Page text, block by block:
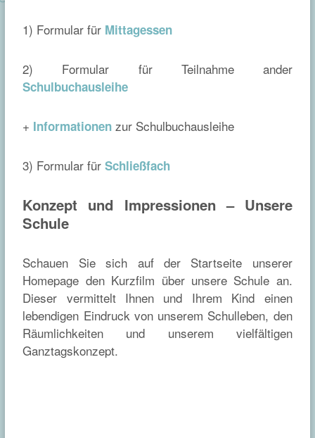
1) Formular für Mittagessen
2) Formular für Teilnahme ander
Schulbuchausleihe
+ Informationen zur Schulbuchausleihe
3) Formular fürSchließfach
Konzept und Impressionen – Unsere
Schule
Schauen Sie sich auf der Startseite unserer
Homepage den Kurzfilm über unsere Schule an.
Dieser vermittelt Ihnen und Ihrem Kind einen
lebendigen Eindruck von unserem Schulleben, den
Räumlichkeiten und unserem vielfältigen
Ganztagskonzept.